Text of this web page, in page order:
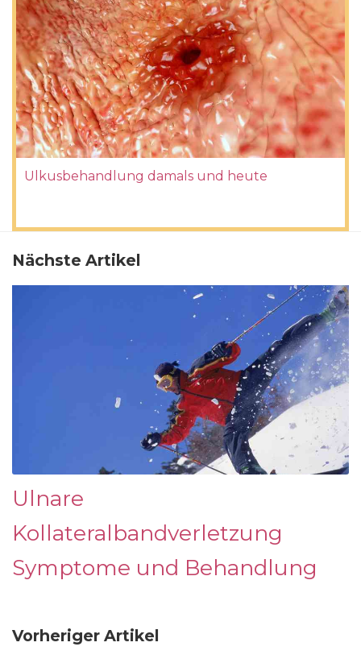
Ulkusbehandlung damals und heute
Nächste Artikel
Ulnare
Kollateralbandverletzung
Symptome und Behandlung
Vorheriger Artikel